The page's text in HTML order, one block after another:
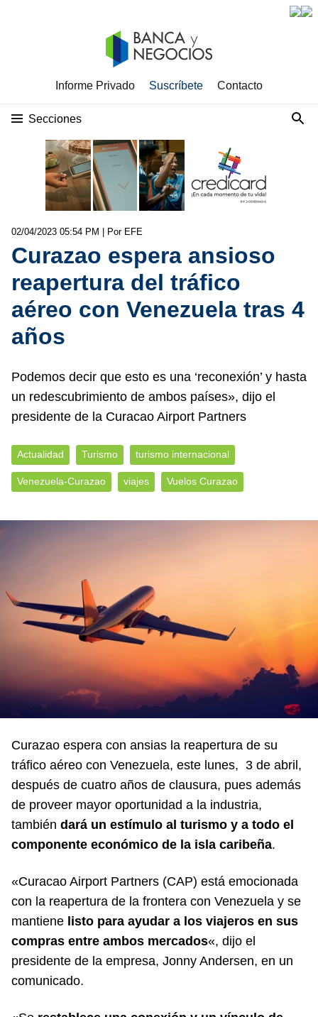
Informe Privado Suscríbete Contacto
Secciones
02/04/2023 05:54 PM | Por EFE
Curazao espera ansioso
reapertura del tráfico
aéreo con Venezuela tras 4
años
Podemos decir que esto es una ‘reconexión’ y hasta
un redescubrimiento de ambos países», dijo el
presidente de la Curacao Airport Partners
Actualidad Turismo turismo internacional
Venezuela-Curazao viajes Vuelos Curazao
Curazao espera con ansias la reapertura de su
tráfico aéreo con Venezuela, este lunes, 3 de abril,
después de cuatro años de clausura, pues además
de proveer mayor oportunidad a la industria,
también dará un estímulo al turismo y a todo el
componente económico de la isla caribeña.
«Curacao Airport Partners (CAP) está emocionada
con la reapertura de la frontera con Venezuela y se
mantiene listo para ayudar a los viajeros en sus
compras entre ambos mercados«, dijo el
presidente de la empresa, Jonny Andersen, en un
comunicado.